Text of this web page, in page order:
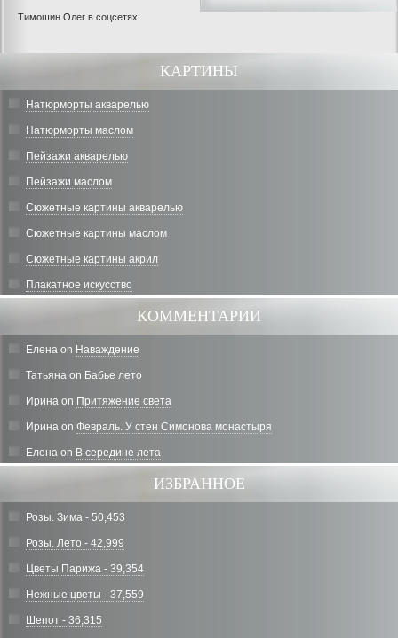
Тимошин Олег в соцсетях:
КАРТИНЫ
Натюрморты акварелью
Натюрморты маслом
Пейзажи акварелью
Пейзажи маслом
Сюжетные картины акварелью
Сюжетные картины маслом
Сюжетные картины акрил
Плакатное искусство
КОММЕНТАРИИ
Елена on Наваждение
Татьяна on Бабье лето
Ирина on Притяжение света
Ирина on Февраль. У стен Симонова монастыря
Елена on В середине лета
ИЗБРАННОЕ
Розы. Зима - 50,453
Розы. Лето - 42,999
Цветы Парижа - 39,354
Нежные цветы - 37,559
Шепот - 36,315